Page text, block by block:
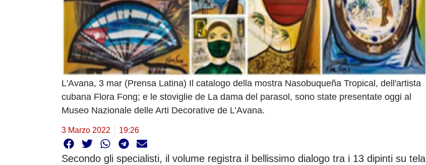
L'Avana, 3 mar (Prensa Latina) Il catalogo della mostra Nasobuqueña Tropical, dell'artista
cubana Flora Fong; e le stoviglie de La dama del parasol, sono state presentate oggi al
Museo Nazionale delle Arti Decorative de L’Avana.
3 Marzo 2022 19:26
Secondo gli specialisti, il volume registra il bellissimo dialogo tra i 13 dipinti su tela